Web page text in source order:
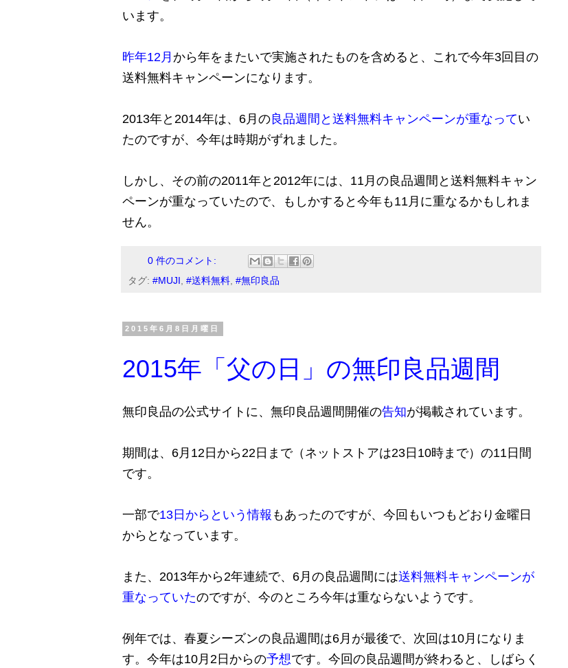
います。
昨年12月 から年をまたいで実施されたものを含めると、これで今年3回目の
送料無料キャンペーンになります。
2013年と2014年は、6月の良品週間と送料無料キャンペーンが重なってい
たのですが、今年は時期がずれました。
しかし、その前の2011年と2012年には、11月の良品週間と送料無料キャン
ペーンが重なっていたので、もしかすると今年も11月に重なるかもしれま
せん。
0 件のコメント:
タグ: #MUJI #送料無料 #無印良品
2015年6月8日月曜日
2015年「父の日」の無印良品週間
無印良品の公式サイトに、無印良品週間開催の告知が掲載されています。
期間は、6月12日から22日まで（ネットストアは23日10時まで）の11日間
です。
一部で13日からという情報 もあったのですが、今回もいつもどおり金曜日
からとなっています。
また、2013年から2年連続で、6月の良品週間には送料無料キャンペーンが
重なっていたのですが、今のところ今年は重ならないようです。
例年では、春夏シーズンの良品週間は6月が最後で、次回は10月になりま
す。今年は10月2日からの予想です。今回の良品週間が終わると、しばらく